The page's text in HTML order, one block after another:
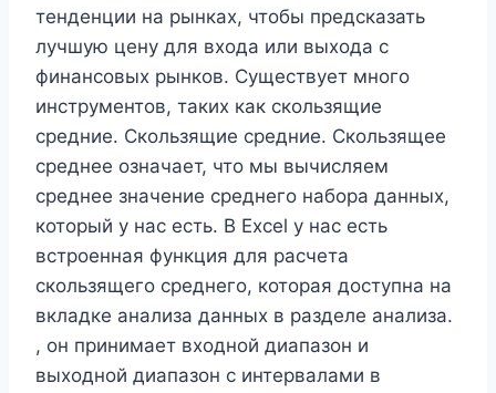
тенденции на рынках, чтобы предсказать
лучшую цену для входа или выхода с
финансовых рынков. Существует много
инструментов, таких как скользящие
средние. Скользящие средние. Скользящее
среднее означает, что мы вычисляем
среднее значение среднего набора данных,
который у нас есть. В Excel у нас есть
встроенная функция для расчета
скользящего среднего, которая доступна на
вкладке анализа данных в разделе анализа.
, он принимает входной диапазон и
выходной диапазон с интервалами в